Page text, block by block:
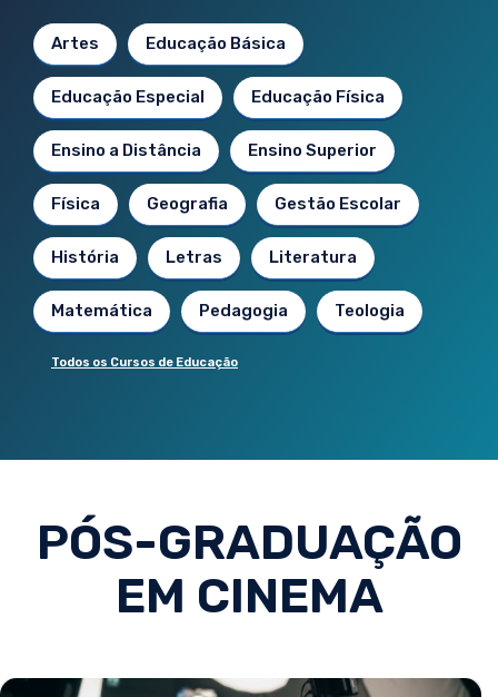
Artes Educação Básica
Educação Especial Educação Física
Ensino a Distância Ensino Superior
Física Geografia Gestão Escolar
História Letras Literatura
Matemática Pedagogia Teologia
Todos os Cursos de Educação
PÓS-GRADUAÇÃO
EM CINEMA